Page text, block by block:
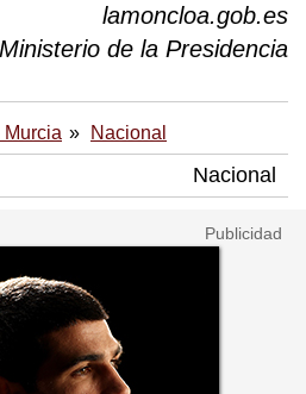
lamoncloa.gob.es
Ministerio de la Presidencia
Murcia Nacional
Nacional